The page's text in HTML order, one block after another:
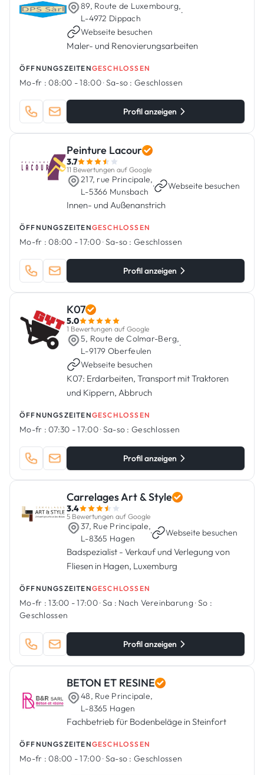
89, Route de Luxembourg,
L-4972 Dippach
·
Webseite besuchen
Maler- und Renovierungsarbeiten
ÖFFNUNGSZEITENGESCHLOSSEN
Mo-fr : 08:00 - 18:00·Sa-so : Geschlossen
Profil anzeigen
Peinture Lacour
3.7
11 Bewertungen auf Google
217, rue Principale,
L-5366 Munsbach
· Webseite besuchen
Innen- und Außenanstrich
ÖFFNUNGSZEITENGESCHLOSSEN
Mo-fr : 08:00 - 17:00·Sa-so : Geschlossen
Profil anzeigen
K07
5.0
1 Bewertungen auf Google
5, Route de Colmar-Berg,
L-9179 Oberfeulen
·
Webseite besuchen
K07: Erdarbeiten, Transport mit Traktoren
und Kippern, Abbruch
ÖFFNUNGSZEITENGESCHLOSSEN
Mo-fr : 07:30 - 17:00·Sa-so : Geschlossen
Profil anzeigen
Carrelages Art & Style
3.4
5 Bewertungen auf Google
37, Rue Principale,
L-8365 Hagen
· Webseite besuchen
Badspezialist - Verkauf und Verlegung von
Fliesen in Hagen, Luxemburg
ÖFFNUNGSZEITENGESCHLOSSEN
Mo-fr : 13:00 - 17:00·Sa : Nach Vereinbarung·So :
Geschlossen
Profil anzeigen
BETON ET RESINE
48, Rue Principale,
L-8365 Hagen
Fachbetrieb für Bodenbeläge in Steinfort
ÖFFNUNGSZEITENGESCHLOSSEN
Mo-fr : 08:00 - 17:00·Sa-so : Geschlossen